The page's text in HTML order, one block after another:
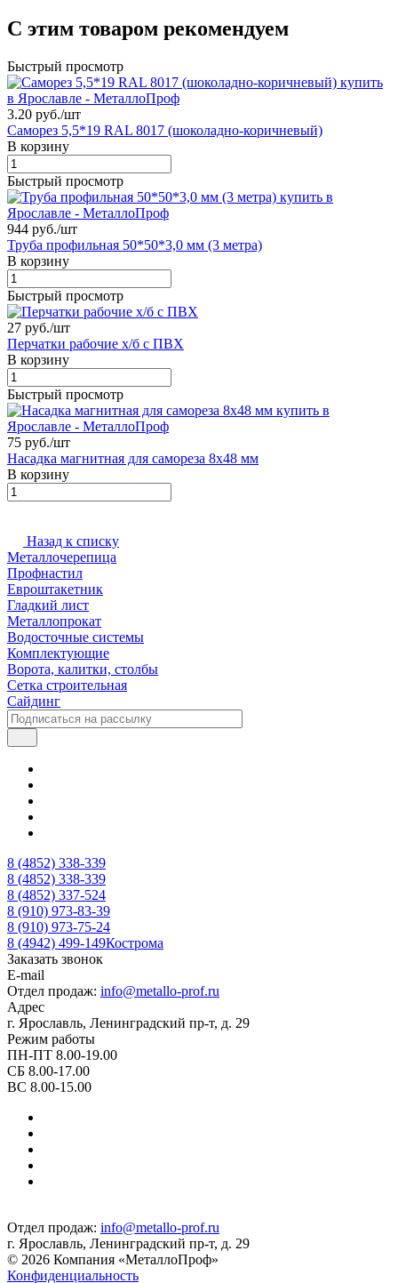
С этим товаром рекомендуем
Быстрый просмотр
3.20 руб./шт
Саморез 5,5*19 RAL 8017 (шоколадно-коричневый)
В корзину
Быстрый просмотр
944 руб./шт
Труба профильная 50*50*3,0 мм (3 метра)
В корзину
Быстрый просмотр
27 руб./шт
Перчатки рабочие х/б с ПВХ
В корзину
Быстрый просмотр
75 руб./шт
Насадка магнитная для самореза 8х48 мм
В корзину
Назад к списку
Металлочерепица
Профнастил
Евроштакетник
Гладкий лист
Металлопрокат
Водосточные системы
Комплектующие
Ворота, калитки, столбы
Сетка строительная
Сайдинг
8 (4852) 338-339
8 (4852) 338-339
8 (4852) 337-524
8 (910) 973-83-39
8 (910) 973-75-24
8 (4942) 499-149Кострома
Заказать звонок
E-mail
Отдел продаж: info@metallo-prof.ru
Адрес
г. Ярославль, Ленинградский пр-т, д. 29
Режим работы
ПН-ПТ 8.00-19.00
СБ 8.00-17.00
ВС 8.00-15.00
Отдел продаж: info@metallo-prof.ru
г. Ярославль, Ленинградский пр-т, д. 29
© 2026 Компания «МеталлоПроф»
Конфиденциальность